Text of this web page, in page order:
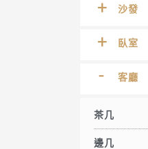
沙發
臥室
客廳
茶几
邊几